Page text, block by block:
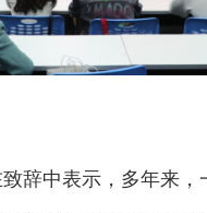
辞中表示，多年来，